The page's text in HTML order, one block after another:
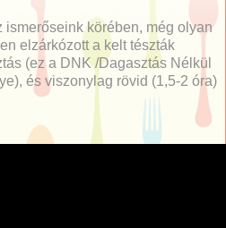
ismerőseink körében, még olyan
elzárkózott a kelt tészták
(ez a DNK /Dagasztás Nélkül
és viszonylag rövid (1,5-2 óra)